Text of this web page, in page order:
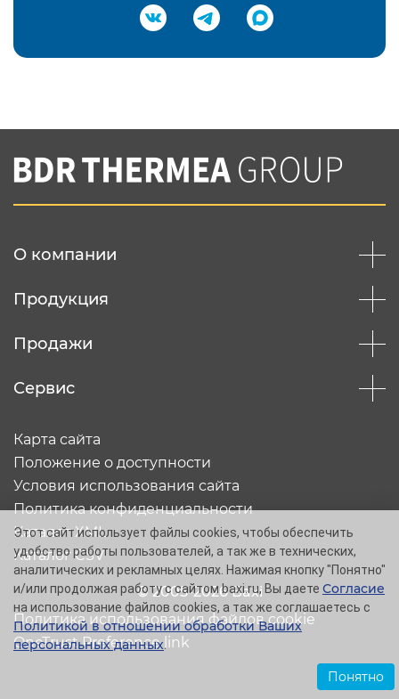
Подтвердить e-mail
Вы соглашаетесь с нашей политикой
конфеденциальности
О компании
Продукция
Продажи
Сервис
© 2005-2026 Baxi
Карта сайта
Положение о доступности
Условия использования сайта
Политика конфиденциальности
Каталог XML
Каталог CSV
Политика использования файлов cookie
OneTrust Preference link
Этот сайт использует файлы cookies, чтобы обеспечить
удобство работы пользователей, а так же в технических,
аналитических и рекламных целях. Нажимая кнопку "Понятно"
и/или продолжая работу с сайтом baxi.ru, Вы даете Согласие
на использование файлов cookies, а так же соглашаетесь с
Политикой в отношении обработки Ваших
персональных данных.
Понятно